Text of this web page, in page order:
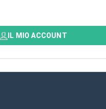
IL MIO ACCOUNT